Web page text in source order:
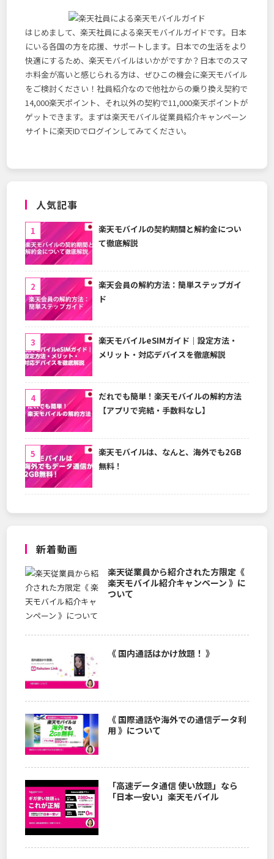
はじめまして、楽天社員による楽天モバイルガイドです。日本
にいる各国の方を応援、サポートします。日本での生活をより
快適にするため、楽天モバイルはいかがですか？日本でのスマ
ホ料金が高いと感じられる方は、ぜひこの機会に楽天モバイル
をご検討ください！社員紹介なので他社からの乗り換え契約で
14,000楽天ポイント、それ以外の契約で11,000楽天ポイントが
ゲットできます。まずは楽天モバイル従業員紹介キャンペーン
サイトに楽天IDでログインしてみてください。
人気記事
楽天モバイルの契約期間と解約金につい
て徹底解説
楽天会員の解約方法：簡単ステップガイ
ド
楽天モバイルeSIMガイド｜設定方法・
メリット・対応デバイスを徹底解説
だれでも簡単！楽天モバイルの解約方法
【アプリで完結・手数料なし】
楽天モバイルは、なんと、海外でも2GB
無料！
新着動画
楽天従業員から紹介された方限定《
楽天モバイル紹介キャンペーン 》に
ついて
《 国内通話はかけ放題！ 》
《 国際通話や海外での通信データ利
用 》について
「高速データ通信 使い放題」なら
「日本一安い」楽天モバイル